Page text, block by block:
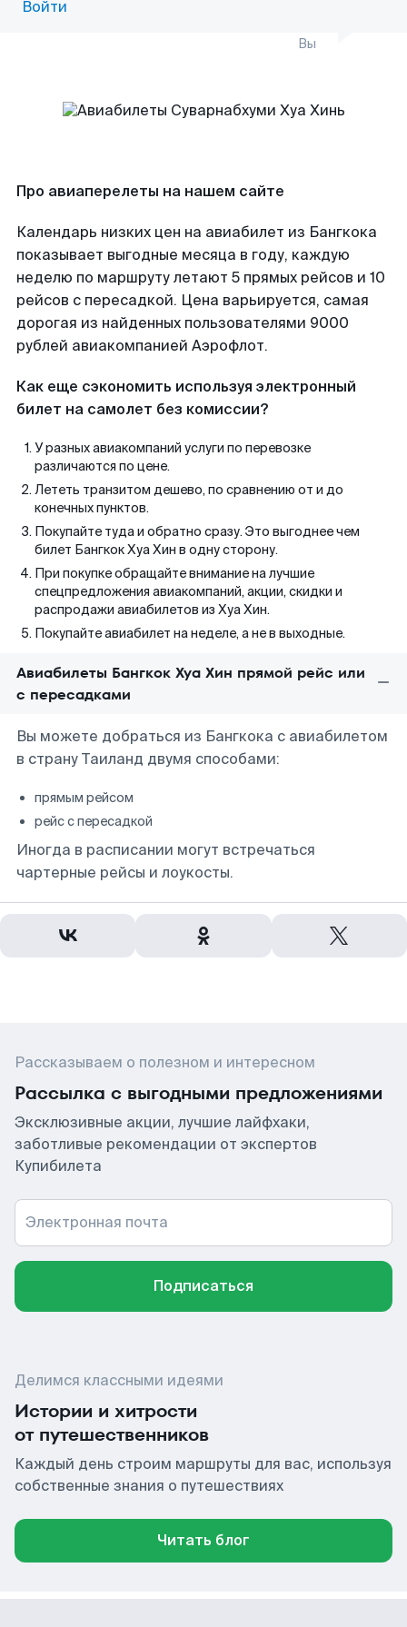
Войти
Вы
Про авиаперелеты на нашем сайте
Календарь низких цен на авиабилет из Бангкока
показывает выгодные месяца в году, каждую
неделю по маршруту летают 5 прямых рейсов и 10
рейсов с пересадкой. Цена варьируется, самая
дорогая из найденных пользователями 9000
рублей авиакомпанией Аэрофлот.
Как еще сэкономить используя электронный
билет на самолет без комиссии?
У разных авиакомпаний услуги по перевозке
различаются по цене.
Лететь транзитом дешево, по сравнению от и до
конечных пунктов.
Покупайте туда и обратно сразу. Это выгоднее чем
билет Бангкок Хуа Хин в одну сторону.
При покупке обращайте внимание на лучшие
спецпредложения авиакомпаний, акции, скидки и
распродажи авиабилетов из Хуа Хин.
Покупайте авиабилет на неделе, а не в выходные.
Авиабилеты Бангкок Хуа Хин прямой рейс или
с пересадками
Вы можете добраться из Бангкока с авиабилетом
в страну Таиланд двумя способами:
прямым рейсом
рейс с пересадкой
Иногда в расписании могут встречаться
чартерные рейсы и лоукосты.
Рассказываем о полезном и интересном
Рассылка с выгодными предложениями
Эксклюзивные акции, лучшие лайфхаки,
заботливые рекомендации от экспертов
Купибилета
Электронная почта
Подписаться
Делимся классными идеями
Истории и хитрости
от путешественников
Каждый день строим маршруты для вас, используя
собственные знания о путешествиях
Читать блог